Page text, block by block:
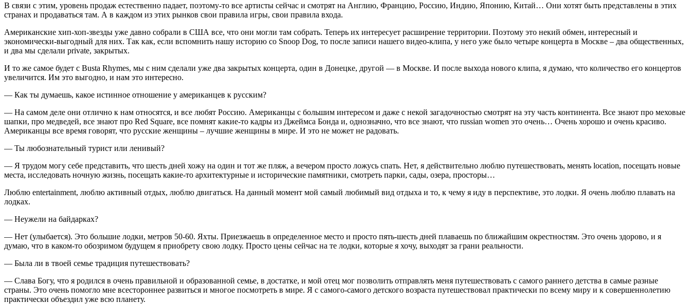
В связи с этим, уровень продаж естественно падает, поэтому-то все артисты сейчас и смотрят на Англию, Францию, Россию, Индию, Японию, Китай… Они хотят быть представлены в этих
странах и продаваться там. А в каждом из этих рынков свои правила игры, свои правила входа.
Американские хип-хоп-звезды уже давно собрали в США все, что они могли там собрать. Теперь их интересует расширение территории. Поэтому это некий обмен, интересный и
экономически-выгодный для них. Так как, если вспомнить нашу историю со Snoop Dog, то после записи нашего видео-клипа, у него уже было четыре концерта в Москве – два общественных,
и два мы сделали private, закрытых.
И то же самое будет с Busta Rhymes, мы с ним сделали уже два закрытых концерта, один в Донецке, другой — в Москве. И после выхода нового клипа, я думаю, что количество его концертов
увеличится. Им это выгодно, и нам это интересно.
— Как ты думаешь, какое истинное отношение у американцев к русским?
— На самом деле они отлично к нам относятся, и все любят Россию. Американцы с большим интересом и даже с некой загадочностью смотрят на эту часть континента. Все знают про меховые
шапки, про медведей, все знают про Red Square, все помнят какие-то кадры из Джеймса Бонда и, однозначно, что все знают, что russian women это очень… Очень хорошо и очень красиво.
Американцы все время говорят, что русские женщины – лучшие женщины в мире. И это не может не радовать.
— Ты любознательный турист или ленивый?
— Я трудом могу себе представить, что шесть дней хожу на один и тот же пляж, а вечером просто ложусь спать. Нет, я действительно люблю путешествовать, менять location, посещать новые
места, исследовать ночную жизнь, посещать какие-то архитектурные и исторические памятники, смотреть парки, сады, озера, просторы…
Люблю entertainment, люблю активный отдых, люблю двигаться. На данный момент мой самый любимый вид отдыха и то, к чему я иду в перспективе, это лодки. Я очень люблю плавать на
лодках.
— Неужели на байдарках?
— Нет (улыбается). Это большие лодки, метров 50-60. Яхты. Приезжаешь в определенное место и просто пять-шесть дней плаваешь по ближайшим окрестностям. Это очень здорово, и я
думаю, что в каком-то обозримом будущем я приобрету свою лодку. Просто цены сейчас на те лодки, которые я хочу, выходят за грани реальности.
— Была ли в твоей семье традиция путешествовать?
— Слава Богу, что я родился в очень правильной и образованной семье, в достатке, и мой отец мог позволить отправлять меня путешествовать с самого раннего детства в самые разные
страны. Это очень помогло мне всестороннее развиться и многое посмотреть в мире. Я с самого-самого детского возраста путешествовал практически по всему миру и к совершеннолетию
практически объездил уже всю планету.